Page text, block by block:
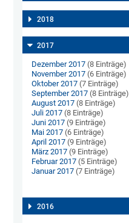
2018
2017
Dezember 2017 (8 Einträge)
November 2017 (6 Einträge)
Oktober 2017 (7 Einträge)
September 2017 (8 Einträge)
August 2017 (8 Einträge)
Juli 2017 (8 Einträge)
Juni 2017 (9 Einträge)
Mai 2017 (6 Einträge)
April 2017 (9 Einträge)
März 2017 (9 Einträge)
Februar 2017 (5 Einträge)
Januar 2017 (7 Einträge)
2016